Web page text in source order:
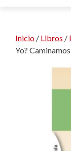
Inicio / Libros /
Yo?